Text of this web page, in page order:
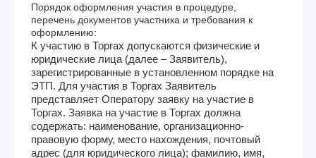
Порядок оформления участия в процедуре,
перечень документов участника и требования к
оформлению:
К участию в Торгах допускаются физические и
юридические лица (далее – Заявитель),
зарегистрированные в установленном порядке на
ЭТП. Для участия в Торгах Заявитель
представляет Оператору заявку на участие в
Торгах. Заявка на участие в Торгах должна
содержать: наименование, организационно-
правовую форму, место нахождения, почтовый
адрес (для юридического лица); фамилию, имя,